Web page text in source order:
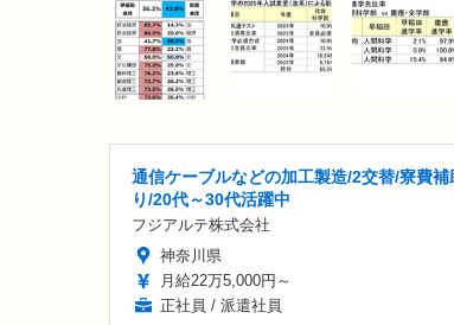
通信ケーブルなどの加工製造/2交替/寮費
り/20代～30代活躍中
フジアルテ株式会社
神奈川県
月給22万5,000円～
正社員 / 派遣社員